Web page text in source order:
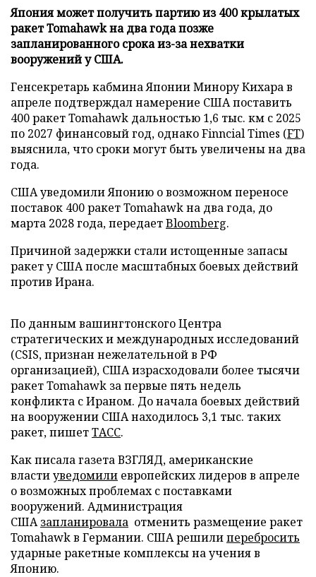
Япония может получить партию из 400 крылатых
ракет Tomahawk на два года позже
запланированного срока из-за нехватки
вооружений у США.
Генсекретарь кабмина Японии Минору Кихара в
апреле подтверждал намерение США поставить
400 ракет Tomahawk дальностью 1,6 тыс. км с 2025
по 2027 финансовый год, однако Finncial Times (FT)
выяснила, что сроки могут быть увеличены на два
года.
США уведомили Японию о возможном переносе
поставок 400 ракет Tomahawk на два года, до
марта 2028 года, передаетBloomberg.
Причиной задержки стали истощенные запасы
ракет у США после масштабных боевых действий
против Ирана.
По данным вашингтонского Центра
стратегических и международных исследований
(CSIS, признан нежелательной в РФ
организацией), США израсходовали более тысячи
ракет Tomahawk за первые пять недель
конфликта с Ираном. До начала боевых действий
на вооружении США находилось 3,1 тыс. таких
ракет, пишетТАСС.
Как писала газета ВЗГЛЯД, американские
властиуведомили европейских лидеров в апреле
о возможных проблемах с поставками
вооружений. Администрация
СШАзапланировала отменить размещение ракет
Tomahawk в Германии. США решилиперебросить
ударные ракетные комплексы на учения в
Японию.